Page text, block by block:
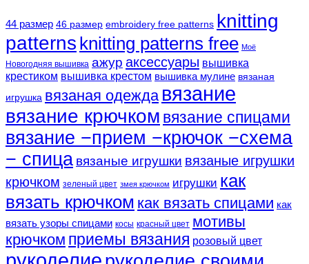
44 размер 46 размер embroidery free patterns knitting
patterns knitting patterns free Моё
Новогодняя вышивка ажур аксессуары вышивка
крестиком вышивка крестом вышивка мулине вязаная
игрушка вязаная одежда вязание
вязание крючком вязание спицами
вязание −прием −крючок −схема
− спица вязаные игрушки вязаные игрушки
крючком зеленый цвет змея крючком игрушки как
вязать крючком как вязать спицами как
вязать узоры спицами косы красный цвет мотивы
крючком приемы вязания розовый цвет